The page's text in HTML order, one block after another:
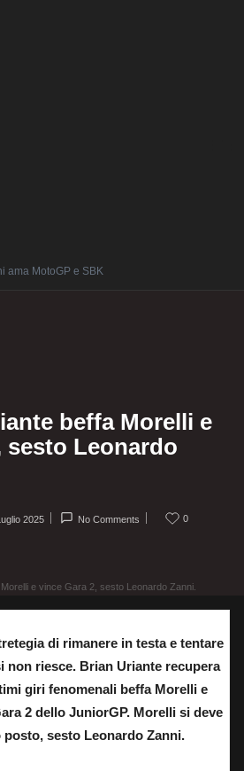
ama MotoGP e SBK
beffa Morelli e
sesto Leonardo
2025 No Comments 0
e vince Gara 2, sesto Leonardo Zanni.
di rimanere in testa e tentare
non riesce. Brian Uriante recupera
giri fenomenali beffa Morelli e
2 dello JuniorGP. Morelli si deve
sesto Leonardo Zanni.